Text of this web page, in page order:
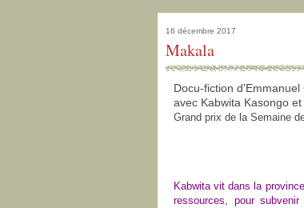
16 décembre 2017
Makala
Docu-fiction d'Emmanuel
avec Kabwita Kasongo
Grand prix de la Semaine
Kabwita vit dans la
ressources, pour